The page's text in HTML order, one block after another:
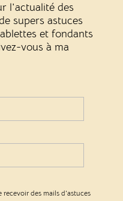
l'actualité des
supers astuces
et fondants
vous à ma
recevoir des mails d'astuces